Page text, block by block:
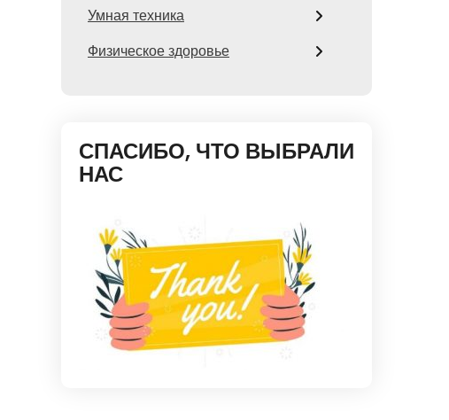
Умная техника
Физическое здоровье
СПАСИБО, ЧТО ВЫБРАЛИ
НАС